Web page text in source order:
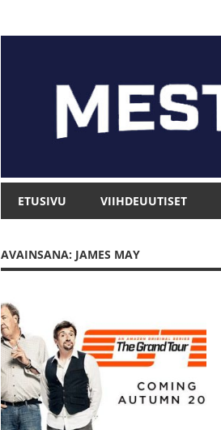
Mesta.net
ETUSIVU VIIHDEUUTISET
AVAINSANA: JAMES MAY